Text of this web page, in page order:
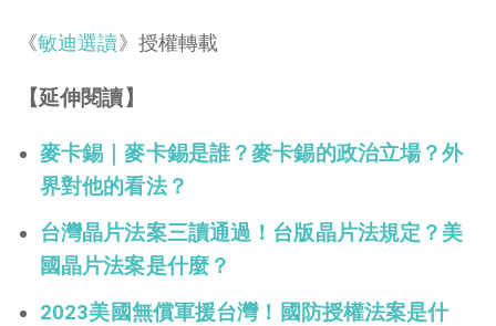
《敏迪選讀》授權轉載
【延伸閱讀】
麥卡錫｜麥卡錫是誰？麥卡錫的政治立場？外
界對他的看法？
台灣晶片法案三讀通過！台版晶片法規定？美
國晶片法案是什麼？
2023美國無償軍援台灣！國防授權法案是什